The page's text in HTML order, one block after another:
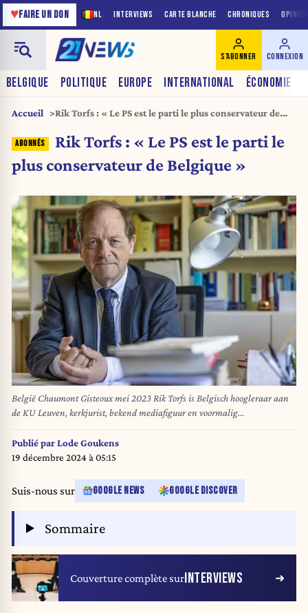
NL INTERVIEWS CARTE BLANCHE CHRONIQUES
♥FAIRE UN DON
BELGIQUE POLITIQUE EUROPE INTERNATIONAL ÉCONOMIE
S'ABONNER CONNEXION
Accueil
Rik Torfs : « Le PS est le parti le plus conservateur de
Rik Torfs : « Le PS est le parti le
plus conservateur de Belgique »
België Chaumont Gisteoux mei 2023 Rik Torfs is Belgisch hoogleraar aan
de KU Leuven, kerkjurist, bekend mediafiguur en voormalig
christendemocratisch politicus. Torfs was van 2013 tot 2017 rector van de
KU Leuven Foto Rias Immink
Publié parLode Goukens
19 décembre 2024 à 05:15
Suis-nous sur GOOGLE NEWS GOOGLE DISCOVER
Sommaire
Couverture complète surINTERVIEWS